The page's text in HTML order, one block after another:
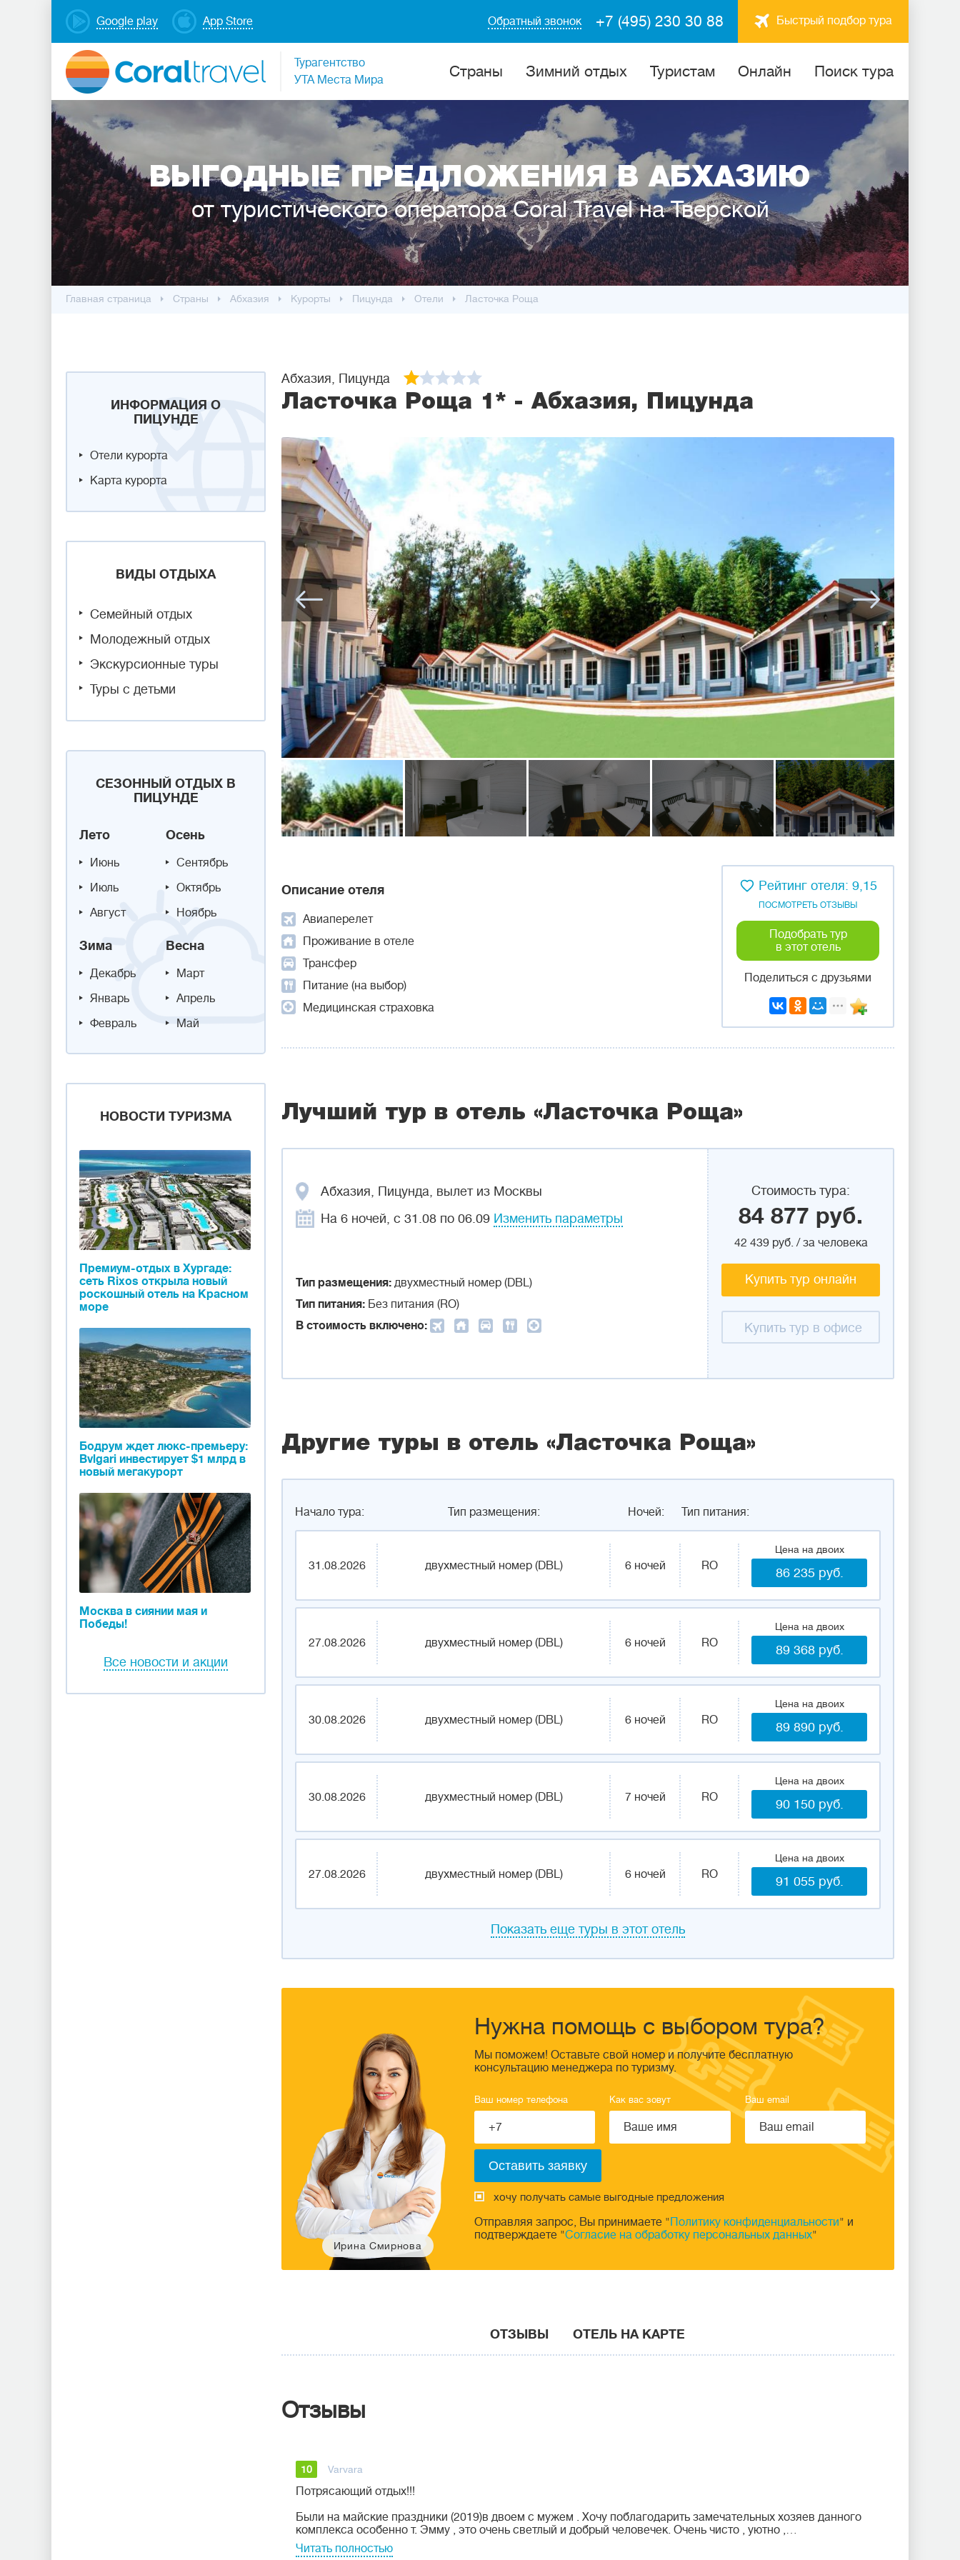
Google play App Store Быстрый подбор тура
+7 (495) 230 30 88
Обратный звонок
Турагентство
УТА Места Мира
Cтраны Зимний отдых Туристам Онлайн Поиск тура
ВЫГОДНЫЕ ПРЕДЛОЖЕНИЯ В АБХАЗИЮ
от туристического оператора Coral Travel на Тверской
Главная страница Cтраны Абхазия Курорты Пицунда Отели Ласточка Роща
ИНФОРМАЦИЯ О
ПИЦУНДЕ
Отели курорта
Карта курорта
ВИДЫ ОТДЫХА
Семейный отдых
Молодежный отдых
Экскурсионные туры
Туры с детьми
СЕЗОННЫЙ ОТДЫХ В
ПИЦУНДЕ
Лето
Июнь
Июль
Август
Осень
Сентябрь
Октябрь
Ноябрь
Зима
Декабрь
Январь
Февраль
Весна
Март
Апрель
Май
НОВОСТИ ТУРИЗМА
Премиум-отдых в Хургаде:
сеть Rixos открыла новый
роскошный отель на Красном
море
Бодрум ждет люкс-премьеру:
Bvlgari инвестирует $1 млрд в
новый мегакурорт
Москва в сиянии мая и
Победы!
Все новости и акции
Абхазия, Пицунда
Ласточка Роща 1* - Абхазия, Пицунда
Описание отеля
Авиаперелет
Проживание в отеле
Трансфер
Питание (на выбор)
Медицинская страховка
ПОСМОТРЕТЬ ОТЗЫВЫ
Рейтинг отеля: 9,15
Подобрать тур
в этот отель
Поделиться с друзьями
Лучший тур в отель «Ласточка Роща»
Абхазия, Пицунда, вылет из Москвы
На 6 ночей, с 31.08 по 06.09 Изменить параметры
Тип размещения: двухместный номер (DBL)
Тип питания: Без питания (RO)
В стоимость включено:
Стоимость тура:
84 877 руб.
42 439 руб. / за человека
Купить тур онлайн
Купить тур в офисе
Другие туры в отель «Ласточка Роща»
Начало тура: Тип размещения: Ночей: Тип питания:
31.08.2026 двухместный номер (DBL) 6 ночей RO
Цена на двоих
86 235 руб.
27.08.2026 двухместный номер (DBL) 6 ночей RO
Цена на двоих
89 368 руб.
30.08.2026 двухместный номер (DBL) 6 ночей RO
Цена на двоих
89 890 руб.
30.08.2026 двухместный номер (DBL) 7 ночей RO
Цена на двоих
90 150 руб.
27.08.2026 двухместный номер (DBL) 6 ночей RO
Цена на двоих
91 055 руб.
Показать еще туры в этот отель
Ирина Смирнова
Нужна помощь с выбором тура?
Мы поможем! Оставьте свой номер и получите бесплатную
консультацию менеджера по туризму.
Ваш номер телефона Как вас зовут Ваш email
хочу получать самые выгодные предложения
Отправляя запрос, Вы принимаете "Политику конфиденциальности" и
подтверждаете "Согласие на обработку персональных данных"
ОТЗЫВЫ ОТЕЛЬ НА КАРТЕ
Отзывы
10 Varvara
Потрясающий отдых!!!
Были на майские праздники (2019)в двоем с мужем . Хочу поблагодарить замечательных хозяев данного
комплекса особенно т. Эмму , это очень светлый и добрый человечек. Очень чисто , уютно ,…
Читать полностью